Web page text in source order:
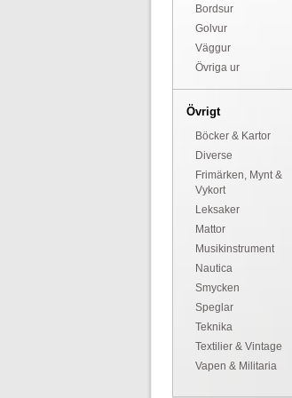
Bordsur
Golvur
Väggur
Övriga ur
Övrigt
Böcker & Kartor
Diverse
Frimärken, Mynt &
Vykort
Leksaker
Mattor
Musikinstrument
Nautica
Smycken
Speglar
Teknika
Textilier & Vintage
Vapen & Militaria